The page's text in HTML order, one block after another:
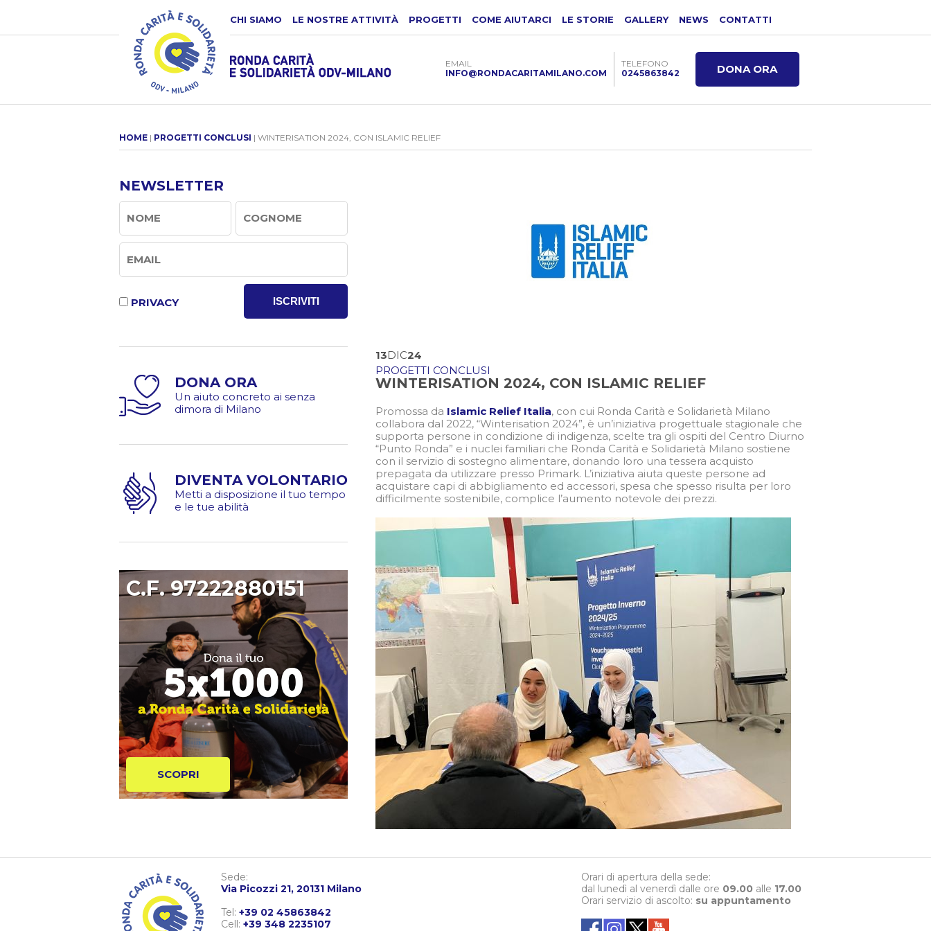
CHI SIAMO LE NOSTRE ATTIVITÀ PROGETTI COME AIUTARCI LE STORIE GALLERY NEWS CONTATTI
EMAIL
INFO@RONDACARITAMILANO.COM
TELEFONO
0245863842
DONA ORA
HOME | PROGETTI CONCLUSI | WINTERISATION 2024, CON ISLAMIC RELIEF
NEWSLETTER
PRIVACY ISCRIVITI
DONA ORA
Un aiuto concreto ai senza
dimora di Milano
DIVENTA VOLONTARIO
Metti a disposizione il tuo tempo
e le tue abilità
C.F. 97222880151
SCOPRI
13DIC24
PROGETTI CONCLUSI
WINTERISATION 2024, CON ISLAMIC RELIEF
Promossa da Islamic Relief Italia, con cui Ronda Carità e Solidarietà Milano
collabora dal 2022, “Winterisation 2024”, è un’iniziativa progettuale stagionale che
supporta persone in condizione di indigenza, scelte tra gli ospiti del Centro Diurno
“Punto Ronda” e i nuclei familiari che Ronda Carità e Solidarietà Milano sostiene
con il servizio di sostegno alimentare, donando loro una tessera acquisto
prepagata da utilizzare presso Primark. L’iniziativa aiuta queste persone ad
acquistare capi di abbigliamento ed accessori, spesa che spesso risulta per loro
difficilmente sostenibile, complice l’aumento notevole dei prezzi.
Sede:
Via Picozzi 21, 20131 Milano
Tel: +39 02 45863842
Cell: +39 348 2235107
Orari di apertura della sede:
dal lunedì al venerdì dalle ore 09.00 alle 17.00
Orari servizio di ascolto: su appuntamento